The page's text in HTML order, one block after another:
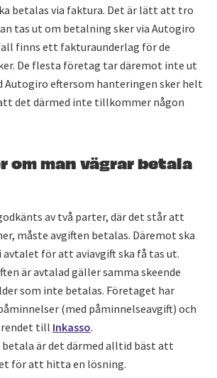
betalas via faktura. Det är lätt att tro
tas ut om betalning sker via Autogiro
finns ett fakturaunderlag för de
De flesta företag tar däremot inte ut
Autogiro eftersom hanteringen sker helt
det därmed inte tillkommer någon
om man vägrar betala
av två parter, där det står att
måste avgiften betalas. Däremot ska
för att aviavgift ska få tas ut.
är avtalad gäller samma skeende
som inte betalas. Företaget har
(med påminnelseavgift) och
till Inkasso.
är det därmed alltid bäst att
för att hitta en lösning.